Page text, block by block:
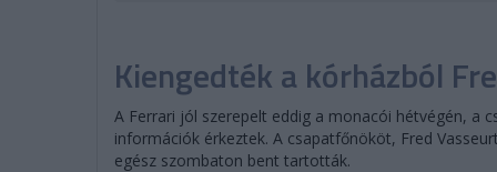
Kiengedték a kórházból
A Ferrari jól szerepelt eddig a monacói hétvégén, a
információk érkeztek. A csapatfőnököt, Fred
egész szombaton bent tartották.